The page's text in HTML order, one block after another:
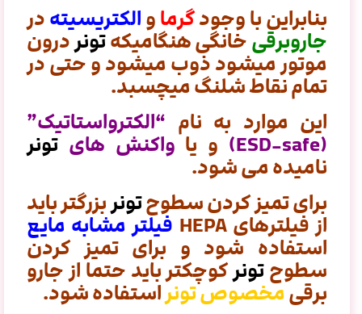
بنابراین با وجودگرماوالکتریسیتهدر
جاروبرقیخانگی هنگامیکهتونردرون
موتور میشود ذوب میشود و حتی در
تمام نقاط شلنگ میچسبد.
این موارد به نام “الکترواستاتیک”
(ESD-safe) و یا واکنش های تونر
نامیده می شود.
برای تمیز کردن سطوحتونربزرگتر باید
از فیلترهای HEPA فیلتر مشابه مایع
استفاده شود و برای تمیز کردن
سطوحتونرکوچکتر باید حتما از جارو
برقیمخصوص تونراستفاده شود.